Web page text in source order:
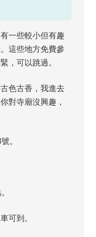
一些較小但有趣
這些地方免費參
，可以跳過。
色古香，我進去
對寺廟沒興趣，
。
可到。